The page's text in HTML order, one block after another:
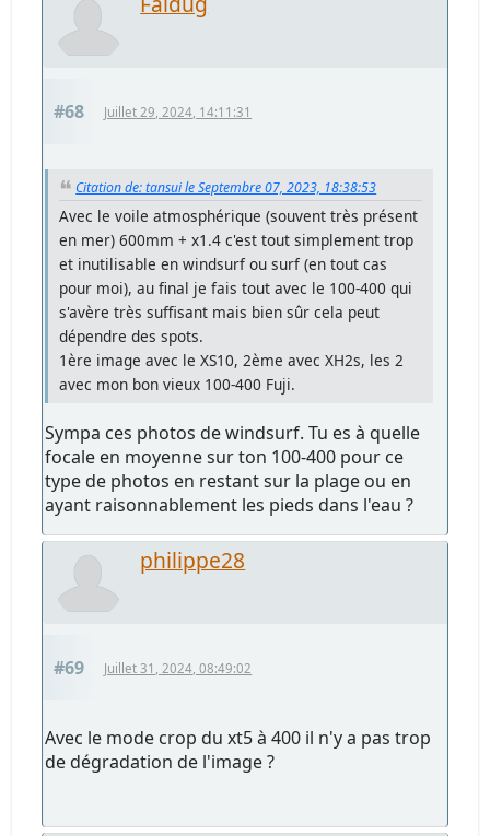
#68 Juillet 29, 2024, 14:11:31
Citation de: tansui le Septembre 07, 2023, 18:38:53
Avec le voile atmosphérique (souvent très présent
en mer) 600mm + x1.4 c'est tout simplement trop
et inutilisable en windsurf ou surf (en tout cas
pour moi), au final je fais tout avec le 100-400 qui
s'avère très suffisant mais bien sûr cela peut
dépendre des spots.
1ère image avec le XS10, 2ème avec XH2s, les 2
avec mon bon vieux 100-400 Fuji.
Sympa ces photos de windsurf. Tu es à quelle
focale en moyenne sur ton 100-400 pour ce
type de photos en restant sur la plage ou en
ayant raisonnablement les pieds dans l'eau ?
philippe28
#69 Juillet 31, 2024, 08:49:02
Avec le mode crop du xt5 à 400 il n'y a pas trop
de dégradation de l'image ?